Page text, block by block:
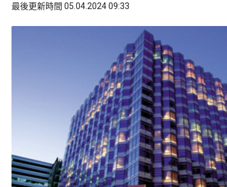
最後更新時間 05.04.2024 09:33